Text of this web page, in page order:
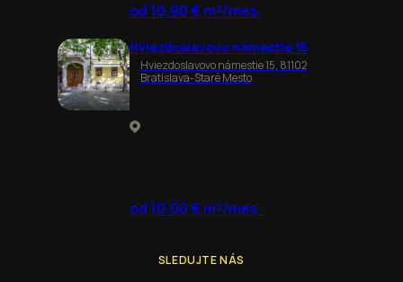
od 10,90 € m²/mes.
Hviezdoslavovo námestie 15
Hviezdoslavovo námestie 15, 81102
Bratislava-Staré Mesto
od 10,00 € m²/mes.
SLEDUJTE NÁS